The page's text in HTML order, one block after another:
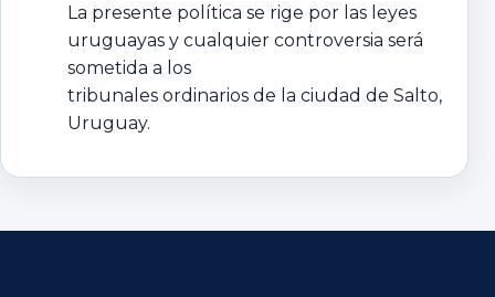
La presente política se rige por las leyes
uruguayas y cualquier controversia será
sometida a los
tribunales ordinarios de la ciudad de Salto,
Uruguay.